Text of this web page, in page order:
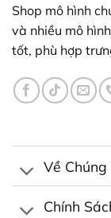
Shop mô hình
và nhiều mô
tốt, phù hợp
Về Chúng
Chính